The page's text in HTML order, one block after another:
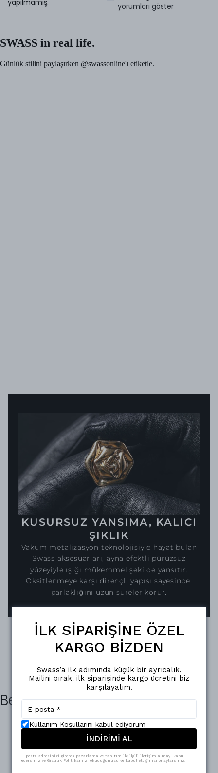
yapılmamış.
yorumları göster
KUSURSUZ YANSIMA, KALICI
ŞIKLIK
Vakum metalizasyon teknolojisiyle hayat bulan
Swass aksesuarları, ayna efektli pürüzsüz
yüzeyiyle ışığı mükemmel şekilde yansıtır.
Oksitlenmeye karşı dirençli yapısı sayesinde,
parlaklığını uzun süreler korur.
Benzer Ürünler
İLK SİPARİŞİNE ÖZEL
KARGO BİZDEN
Swass’a ilk adımında küçük bir ayrıcalık.
Mailini bırak, ilk siparişinde kargo ücretini biz
karşılayalım.
Kullanım Koşullarını kabul ediyorum
İNDİRİMİ AL
E-posta adresinizi girerek pazarlama ve tanıtım ile ilgili iletişim almayı kabul
edersiniz ve Gizlilik Politikamızı okuduğunuzu ve kabul ettiğinizi onaylarsınız.